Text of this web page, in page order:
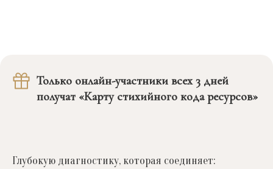
Только онлайн-участники всех 3 дней
получат «Карту стихийного кода ресурсов»
Глубокую диагностику, которая соединяет: